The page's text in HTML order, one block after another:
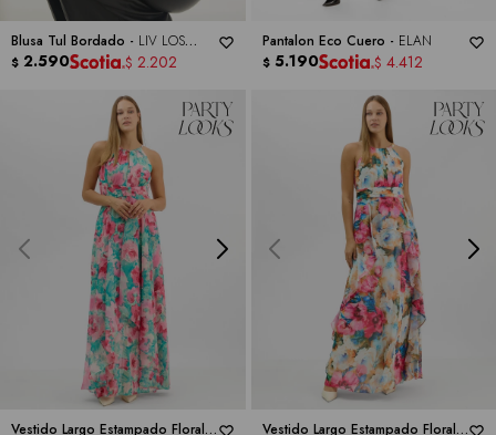
Blusa Tul Bordado - LIV LOS
ANGELES
$ 2.590 $ 2.202
Pantalon Eco Cuero - ELAN
$ 5.190 $ 4.412
Vestido Largo Estampado Floral
Vestido Largo Estampado Floral